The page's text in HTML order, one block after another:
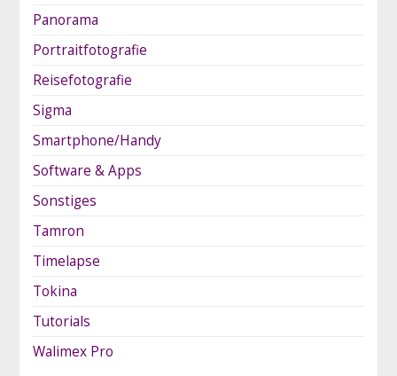
Panorama
Portraitfotografie
Reisefotografie
Sigma
Smartphone/Handy
Software & Apps
Sonstiges
Tamron
Timelapse
Tokina
Tutorials
Walimex Pro